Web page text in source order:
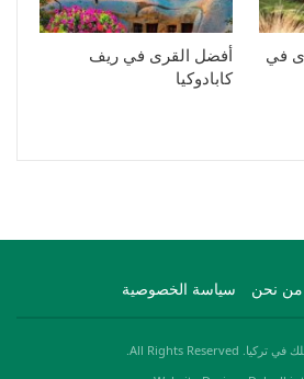
في
أفضل القرى في ريف
كابادوكيا
من نحن سياسة الخصوصية